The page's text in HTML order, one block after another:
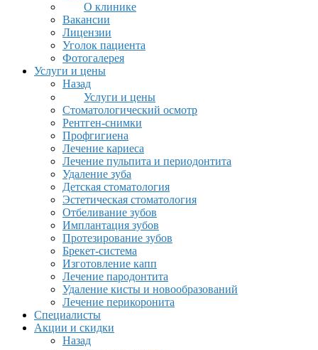
О клинике
Вакансии
Лицензии
Уголок пациента
Фотогалерея
Услуги и цены
Назад
Услуги и цены
Стоматологический осмотр
Рентген-снимки
Профгигиена
Лечение кариеса
Лечение пульпита и периодонтита
Удаление зуба
Детская стоматология
Эстетическая стоматология
Отбеливание зубов
Имплантация зубов
Протезирование зубов
Брекет-система
Изготовление капп
Лечение пародонтита
Удаление кисты и новообразований
Лечение перикоронита
Специалисты
Акции и скидки
Назад